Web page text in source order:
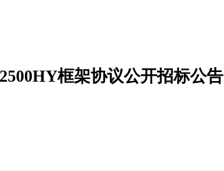
框架协议公开招标公告